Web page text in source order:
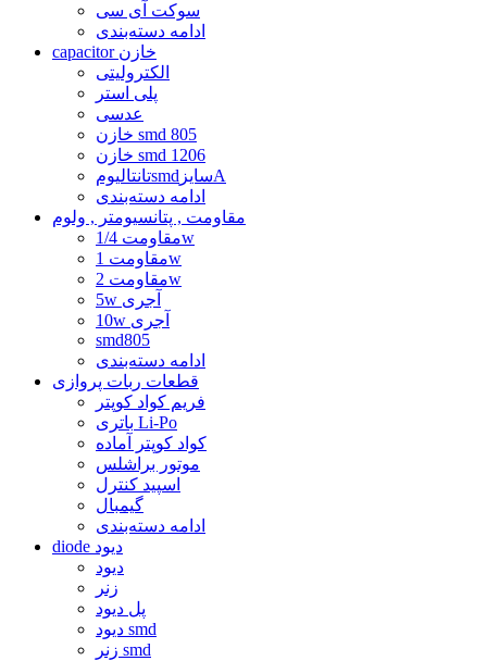
سوکت آی سی
ادامه دسته‌بندی
capacitor خازن
الکترولیتی
پلی استر
عدسی
خازن smd 805
خازن smd 1206
تانتالیومsmdسایزA
ادامه دسته‌بندی
مقاومت , پتانسیومتر , ولوم
مقاومت 1/4w
مقاومت 1w
مقاومت 2w
5w آجری
10w آجری
smd805
ادامه دسته‌بندی
قطعات ربات پروازی
فریم کواد کوپتر
باتری Li-Po
کواد کوپتر آماده
موتور براشلس
اسپید کنترل
گیمبال
ادامه دسته‌بندی
diode دیود
دیود
زنر
پل دیود
دیود smd
زنر smd